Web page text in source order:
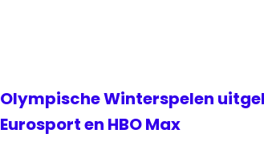
Olympische Winterspelen
Eurosport en HBO Max